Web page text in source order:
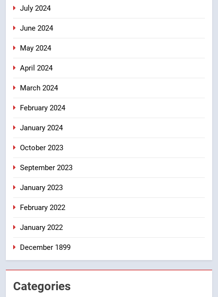
July 2024
June 2024
May 2024
April 2024
March 2024
February 2024
January 2024
October 2023
September 2023
January 2023
February 2022
January 2022
December 1899
Categories